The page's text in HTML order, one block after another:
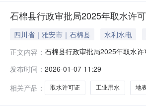
石棉县行政审批局2025年取水许
四川省｜雅安市｜石棉县 水利水电
正文内容： 石棉县行政审批局2025年取水
以公告。请取用水单位严格遵守
行政审批局涉农事务审批股08
发布时间： 2026-01-07 11:29
相关产品：
取水许可证 工业用水 地